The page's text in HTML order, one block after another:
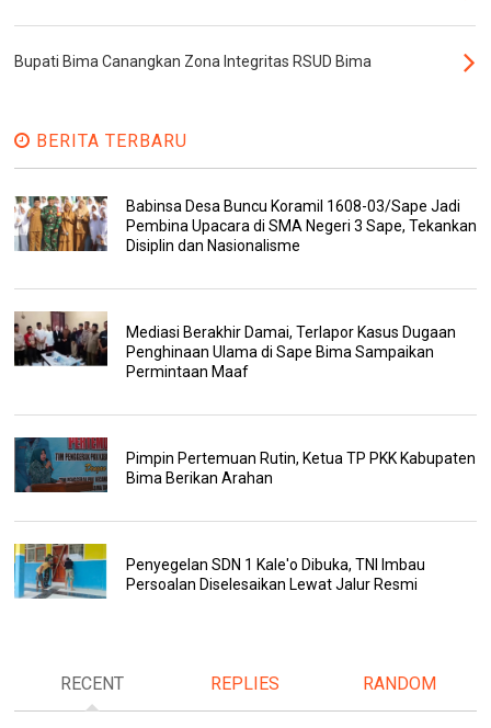
Bupati Bima Canangkan Zona Integritas RSUD Bima
BERITA TERBARU
Babinsa Desa Buncu Koramil 1608-03/Sape Jadi
Pembina Upacara di SMA Negeri 3 Sape, Tekankan
Disiplin dan Nasionalisme
Mediasi Berakhir Damai, Terlapor Kasus Dugaan
Penghinaan Ulama di Sape Bima Sampaikan
Permintaan Maaf
Pimpin Pertemuan Rutin, Ketua TP PKK Kabupaten
Bima Berikan Arahan
Penyegelan SDN 1 Kale'o Dibuka, TNI Imbau
Persoalan Diselesaikan Lewat Jalur Resmi
RECENT REPLIES RANDOM